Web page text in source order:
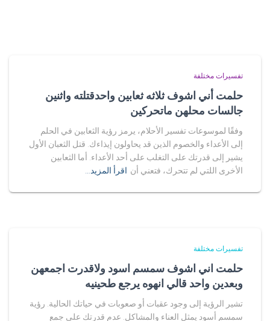
تفسيرات مختلفة
حلمت أني اشوف ثلاثه ثعابين واحدقتلته واثنين
جالسات محلهن ماتحركين
وفقًا لموسوعات تفسير الأحلام، يرمز رؤية الثعابين في الحلم
إلى الأعداء والخصوم الذين قد يحاولون إيذاءك. قتل الثعبان الأول
يشير إلى قدرتك على التغلب على أحد الأعداء. أما الثعابين
الأخرى اللتي لم تتحرك، فتعني أن اقرأ المزيد…
تفسيرات مختلفة
حلمت اني اشوف سمسم اسود ولاقدرت اجمعهن
وبعدين واحد قالي انهوه يرجع طحينيه
تشير الرؤية إلى وجود عقبات أو صعوبات في حياتك الحالية. رؤية
سمسم أسود يمثل العناء والمشاكل. عدم قدرتك على جمع